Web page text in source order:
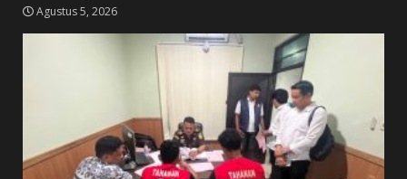
Agustus 5, 2026